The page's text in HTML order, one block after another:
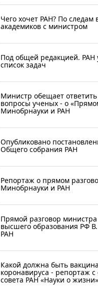
Чего хочет РАН? По следам
академиков с министром
Под общей редакцией. РАН
список задач
Министр обещает
вопросы ученых - о
Минобрнауки и РАН
Опубликовано
Общего собрания РАН
Репортаж о прямом
Минобрнауки и РАН
Прямой разговор
высшего образования РФ
РАН
Какой должна быть
коронавируса - репортаж
совета РАН «Науки о жизни»